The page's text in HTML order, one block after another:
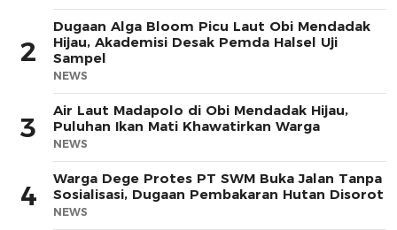
2
Dugaan Alga Bloom Picu Laut Obi Mendadak
Hijau, Akademisi Desak Pemda Halsel Uji
Sampel
NEWS
3
Air Laut Madapolo di Obi Mendadak Hijau,
Puluhan Ikan Mati Khawatirkan Warga
NEWS
4
Warga Dege Protes PT SWM Buka Jalan Tanpa
Sosialisasi, Dugaan Pembakaran Hutan Disorot
NEWS